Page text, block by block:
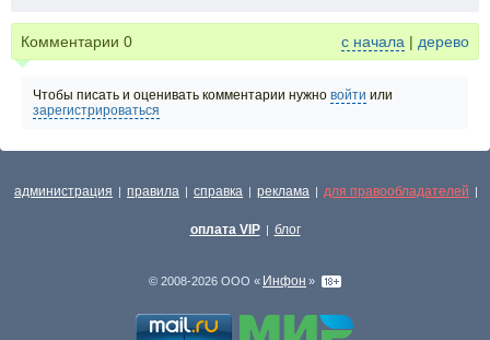
Комментарии 0 с начала | дерево
Чтобы писать и оценивать комментарии нужно войти или
зарегистрироваться
администрация | правила | справка | реклама | для правообладателей |
оплата VIP | блог
© 2008-2026 ООО « Инфон »